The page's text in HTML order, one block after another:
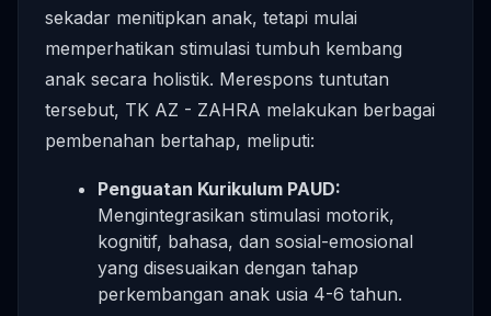
sekadar menitipkan anak, tetapi mulai
memperhatikan stimulasi tumbuh kembang
anak secara holistik. Merespons tuntutan
tersebut, TK AZ - ZAHRA melakukan berbagai
pembenahan bertahap, meliputi:
Penguatan Kurikulum PAUD:
Mengintegrasikan stimulasi motorik,
kognitif, bahasa, dan sosial-emosional
yang disesuaikan dengan tahap
perkembangan anak usia 4-6 tahun.